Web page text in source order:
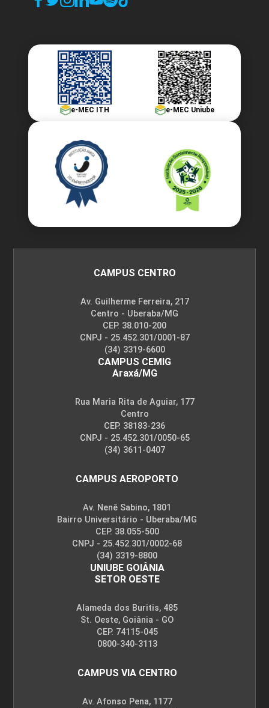
GEOMÁTICA APLICADA
GESTÃO DE PROJETOS
HIDRAULICA
90
HIDROLOGIA
INFORMÁTICA APLICADA
45
e-MEC ITH e-MEC Uniube
CAMPUS CENTRO
Av. Guilherme Ferreira, 217
Centro - Uberaba/MG
CEP. 38.010-200
CNPJ - 25.452.301/0001-87
(34) 3319-6600
CAMPUS CEMIG
Araxá/MG
Rua Maria Rita de Aguiar, 177
Centro
CEP. 38183-236
CNPJ - 25.452.301/0050-65
(34) 3611-0407
CAMPUS AEROPORTO
Av. Nenê Sabino, 1801
Bairro Universitário - Uberaba/MG
CEP. 38.055-500
CNPJ - 25.452.301/0002-68
(34) 3319-8800
UNIUBE GOIÂNIA
SETOR OESTE
Alameda dos Buritis, 485
St. Oeste, Goiânia - GO
CEP. 74115-045
0800-340-3113
CAMPUS VIA CENTRO
Av. Afonso Pena, 1177